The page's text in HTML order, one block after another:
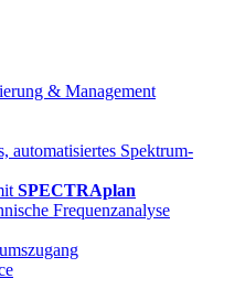
& Management
automatisiertes Spektrum-
SPECTRAplan
Frequenzanalyse